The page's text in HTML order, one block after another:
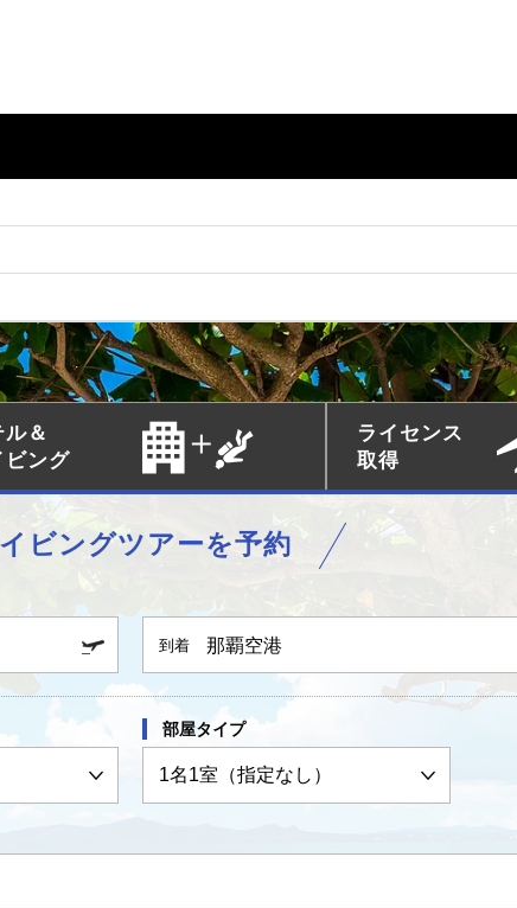
＆
ビング
ライセンス
取得
ビングツアーを予約
部屋タイプ
到着 那覇空港